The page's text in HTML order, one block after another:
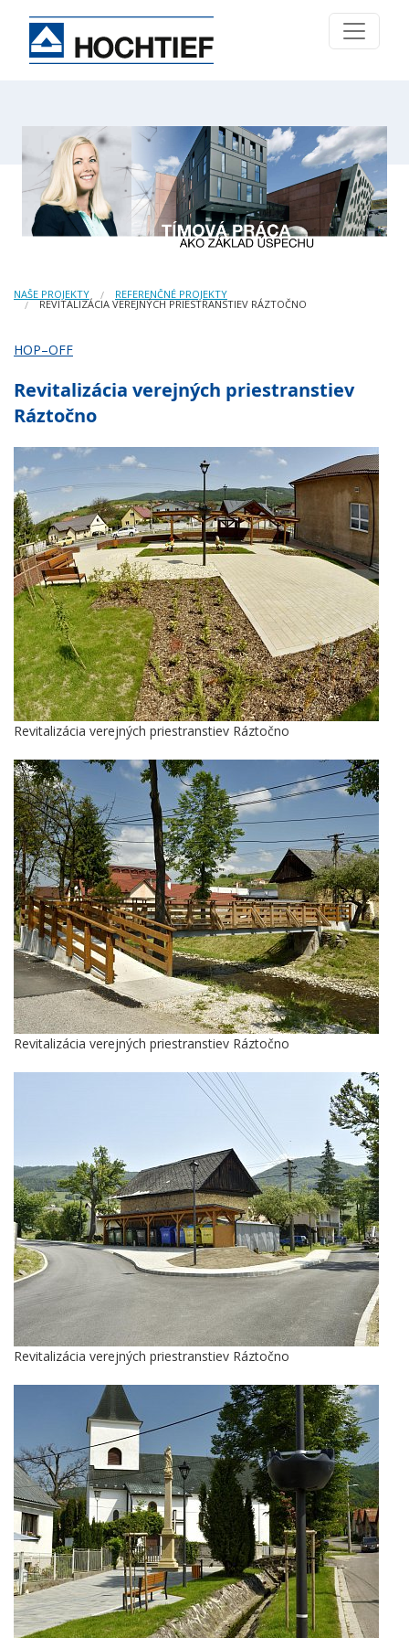
NAŠE PROJEKTY REFERENČNÉ PROJEKTY
REVITALIZÁCIA VEREJNÝCH PRIESTRANSTIEV RÁZTOČNO
HOP–OFF
Revitalizácia verejných priestranstiev
Ráztočno
Revitalizácia verejných priestranstiev Ráztočno
Revitalizácia verejných priestranstiev Ráztočno
Revitalizácia verejných priestranstiev Ráztočno